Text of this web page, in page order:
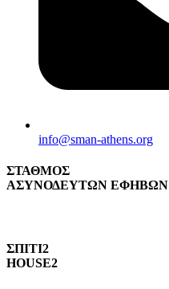
info@sman-athens.org
ΣΤΑΘΜΟΣ
ΑΣΥΝΟΔΕΥΤΩΝ ΕΦΗΒΩΝ
ΣΠΙΤΙ2
HOUSE2